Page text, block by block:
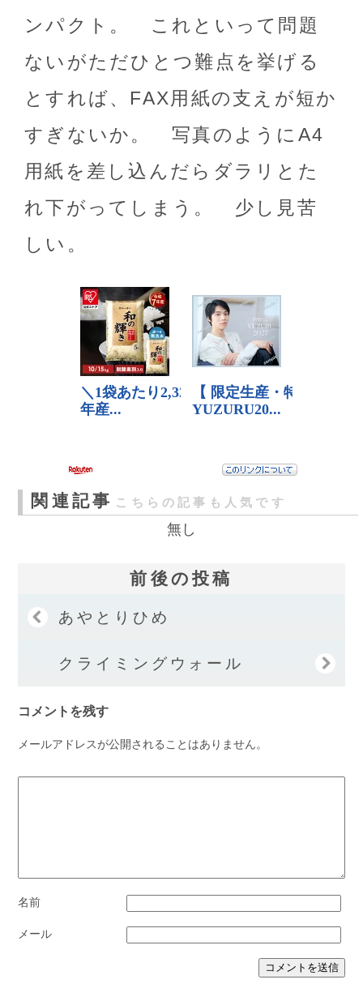
ンパクト。 これといって問題
ないがただひとつ難点を挙げる
とすれば、FAX用紙の支えが短か
すぎないか。 写真のようにA4
用紙を差し込んだらダラリとた
れ下がってしまう。 少し見苦
しい。
関連記事 こちらの記事も人気です
無し
前後の投稿
あやとりひめ
クライミングウォール
コメントを残す
メールアドレスが公開されることはありません。
名前
メール